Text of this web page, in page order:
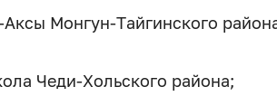
Монгун-Тайгинского
Чеди-Хольского района;